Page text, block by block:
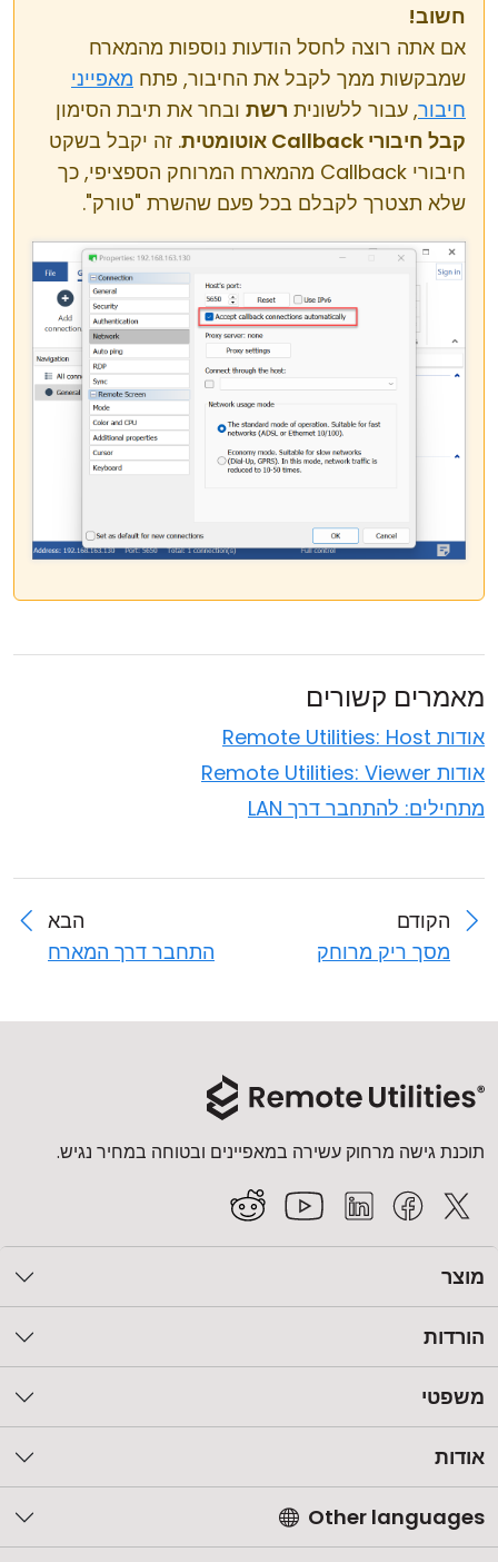
חשוב!
אם אתה רוצה לחסל הודעות נוספות מהמארח
שמבקשות ממך לקבל את החיבור, פתח מאפייני
חיבור, עבור ללשונית רשת ובחר את תיבת הסימון
קבל חיבורי Callback אוטומטית
. זה יקבל בשקט
חיבורי Callback מהמארח המרוחק הספציפי, כך
שלא תצטרך לקבלם בכל פעם שהשרת "טורק".
מאמרים קשורים
אודות Remote Utilities: Host
אודות Remote Utilities: Viewer
מתחילים: להתחבר דרך LAN
הקודם
מסך ריק מרוחק
הבא
התחבר דרך המארח
תוכנת גישה מרחוק עשירה במאפיינים ובטוחה במחיר נגיש.
מוצר
הורדות
משפטי
אודות
Other languages